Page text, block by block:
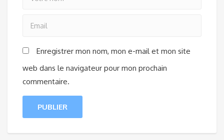
Enregistrer mon nom, mon e-mail et mon site
web dans le navigateur pour mon prochain
commentaire.